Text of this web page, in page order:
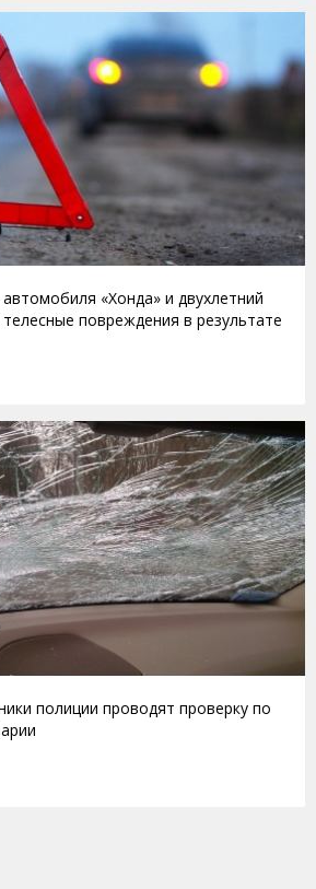
«Хонда» и двухлетний
повреждения в результате
полиции проводят проверку по